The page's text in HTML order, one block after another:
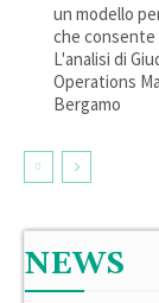
un modello
che consente
L'analisi di
Operations
Bergamo
NEWS